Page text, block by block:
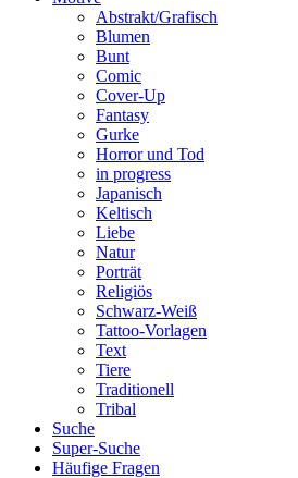
Abstrakt/Grafisch
Blumen
Bunt
Comic
Cover-Up
Fantasy
Gurke
Horror und Tod
in progress
Japanisch
Keltisch
Liebe
Natur
Porträt
Religiös
Schwarz-Weiß
Tattoo-Vorlagen
Text
Tiere
Traditionell
Tribal
Suche
Super-Suche
Häufige Fragen